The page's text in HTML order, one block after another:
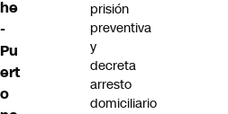
he
-
Pu
ert
o
prisión
preventiva
y
decreta
arresto
domiciliario